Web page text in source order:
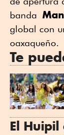
banda
global con
oaxaqueño.
Te
​El Huipil